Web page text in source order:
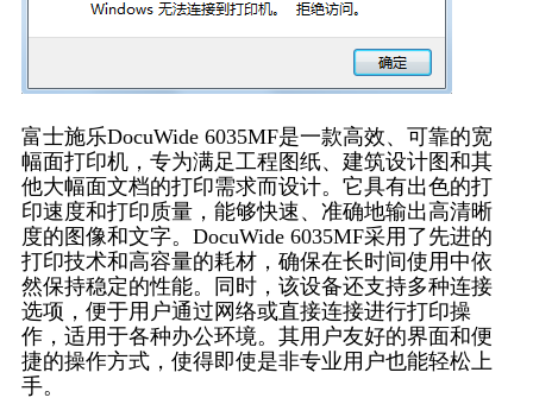
富士施乐DocuWide 6035MF是一款高效、可靠的宽
幅面打印机，专为满足工程图纸、建筑设计图和其
他大幅面文档的打印需求而设计。它具有出色的打
印速度和打印质量，能够快速、准确地输出高清晰
度的图像和文字。DocuWide 6035MF采用了先进的
打印技术和高容量的耗材，确保在长时间使用中依
然保持稳定的性能。同时，该设备还支持多种连接
选项，便于用户通过网络或直接连接进行打印操
作，适用于各种办公环境。其用户友好的界面和便
捷的操作方式，使得即使是非专业用户也能轻松上
手。